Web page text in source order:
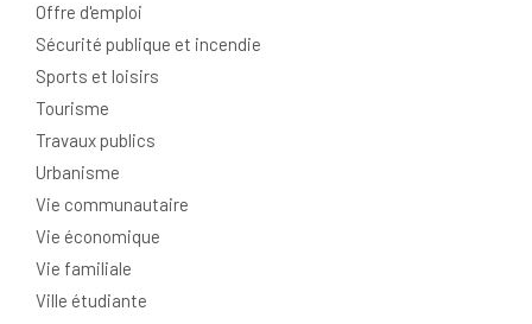
Offre d'emploi
Sécurité publique et incendie
Sports et loisirs
Tourisme
Travaux publics
Urbanisme
Vie communautaire
Vie économique
Vie familiale
Ville étudiante